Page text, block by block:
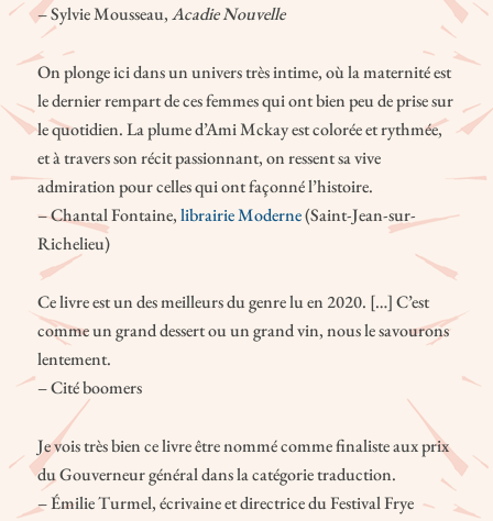
– Sylvie Mousseau,Acadie Nouvelle
On plonge ici dans un univers très intime, où la maternité est
le dernier rempart de ces femmes qui ont bien peu de prise sur
le quotidien. La plume d’Ami Mckay est colorée et rythmée,
et à travers son récit passionnant, on ressent sa vive
admiration pour celles qui ont façonné l’histoire.
– Chantal Fontaine,librairie Moderne(Saint-Jean-sur-
Richelieu)
Ce livre est un des meilleurs du genre lu en 2020. […] C’est
comme un grand dessert ou un grand vin, nous le savourons
lentement.
– Cité boomers
Je vois très bien ce livre être nommé comme finaliste aux prix
du Gouverneur général dans la catégorie traduction.
– Émilie Turmel, écrivaine et directrice du Festival Frye